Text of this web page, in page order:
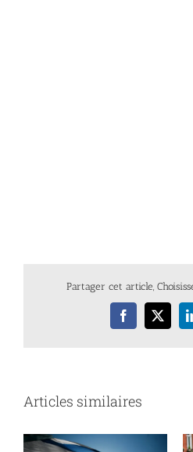
Partager cet article,
Facebook
X
Articles similaires